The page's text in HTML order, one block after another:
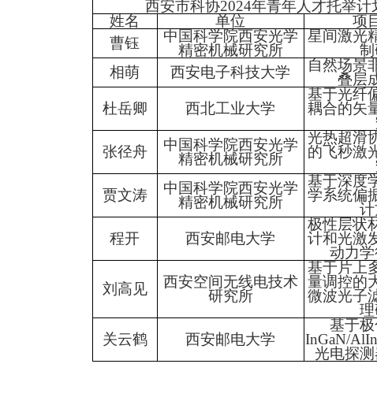
西安市科协2024年青年人才托举计
姓名
单位 项
曹钰
中国科学院西安光学
精密机械研究所
星间激光
相萌
西安电子科技大学
自然场景
叠层
杜岳卿 西北工业大学
基于光纤
耦合的矢
张径舟
中国科学院西安光学
精密机械研究所
光热超滑
的飞秒激
贾文涛
中国科学院西安光学
精密机械研究所
基于深度
学系统偏
程开 西安邮电大学
极性层状
计和光激
动力
刘高见
西安空间无线电技术
研究所
基于片上
量调控的
微波光子
关云鹤 西安邮电大学
基于
InGaN/
光电探